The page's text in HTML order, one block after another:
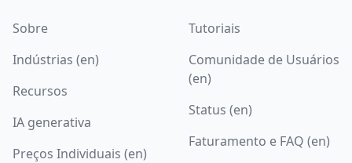
Sobre
Indústrias (en)
Recursos
IA generativa
Preços Individuais (en)
Tutoriais
Comunidade de Usuários
(en)
Status (en)
Faturamento e FAQ (en)